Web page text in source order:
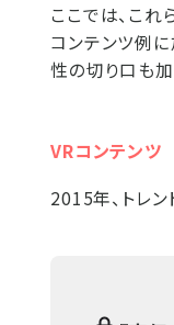
ここでは、こ
コンテンツ例に
性の切り口も
VRコンテンツ
2015年、トレ